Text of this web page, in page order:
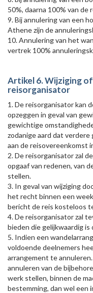
50%, daarna 100% van de
9. Bij annulering van een
Athene zijn de
10. Annulering van het
vertrek 100%
Artikel 6. Wijziging
reisorganisator
1. De reisorganisator kan
opzeggen in geval van
gewichtige
zodanige aard dat
aan de reisovereenkomst
2. De reisorganisator zal
opgaaf van redenen, van
stellen.
3. In geval van wijziging
het recht binnen een
bericht de reis kosteloos
4. De reisorganisator zal
bieden die gelijkwaardig
5. Indien een
voldoende deelnemers
arrangement te
annuleren van de
werk stellen, binnen de
bestemming, dan wel een